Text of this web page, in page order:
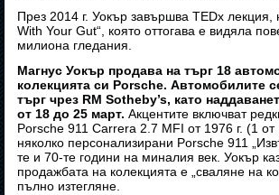
През 2014 г. Уокър завършва TEDx лекция,
With Your Gut“, която оттогава е видяла
милиона гледания.
Магнус Уокър продава на търг 18
колекцията си Porsche. Автомобилите
търг чрез RM Sotheby’s, като
от 18 до 25 март. Акцентите включват
Porsche 911 Carrera 2.7 MFI от 1976 г. (1 от
няколко персонализирани Porsche 911
те и 70-те години на миналия век. Уокър
продажбата на колекцията е „сваляне на
пълно изтегляне.